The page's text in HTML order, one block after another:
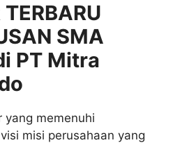
TERBARU
SMA
PT Mitra
yang memenuhi
misi perusahaan yang